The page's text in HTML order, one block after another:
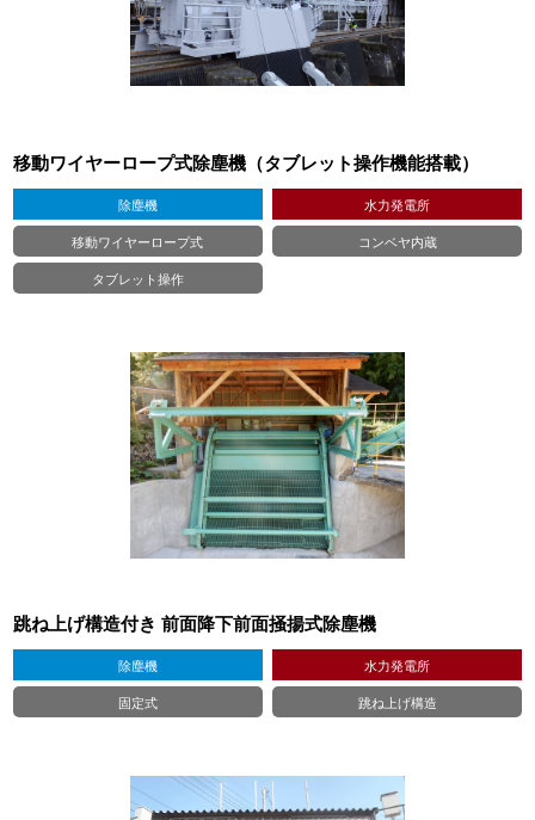
移動ワイヤーロープ式除塵機（タブレット操作機能搭載）
除塵機
水力発電所
移動ワイヤーロープ式
コンベヤ内蔵
タブレット操作
跳ね上げ構造付き 前面降下前面掻揚式除塵機
除塵機
水力発電所
固定式
跳ね上げ構造